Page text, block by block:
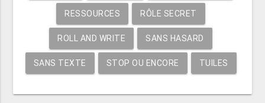
RESSOURCES RÔLE SECRET
ROLL AND WRITE SANS HASARD
SANS TEXTE STOP OU ENCORE TUILES